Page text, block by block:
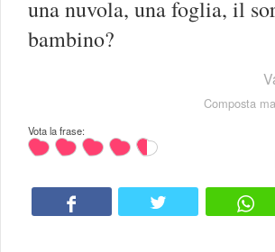
una nuvola, una foglia, il
bambino?
Composta
Vota la frase: